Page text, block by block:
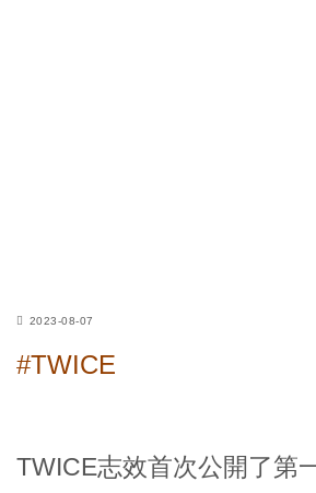
2023-08-07
#TWICE
TWICE志效首次公開了第